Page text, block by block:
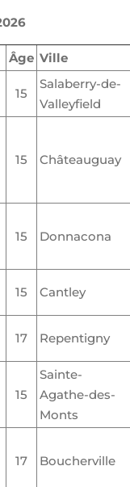
Âge Ville
15
Salaberry-de-
Valleyfield
15 Châteauguay
15 Donnacona
15 Cantley
17 Repentigny
15
Sainte-
Agathe-des-
Monts
17 Boucherville